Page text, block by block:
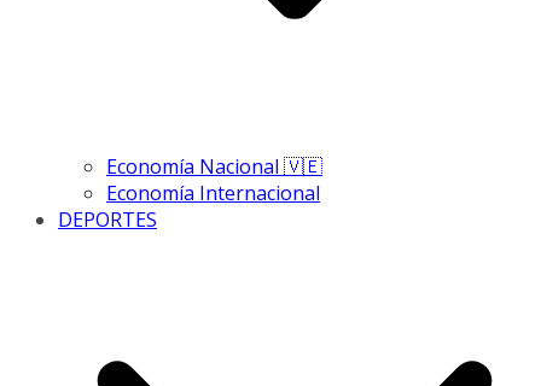
Economía Nacional 🇻🇪
Economía Internacional
DEPORTES